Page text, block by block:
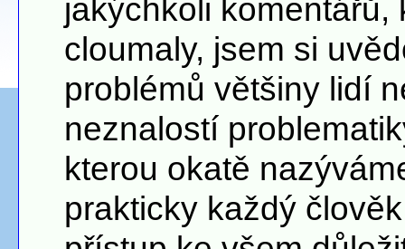
jakýchkoli komentářů,
cloumaly, jsem si
problémů většiny lidí
neznalostí
kterou okatě
prakticky každý